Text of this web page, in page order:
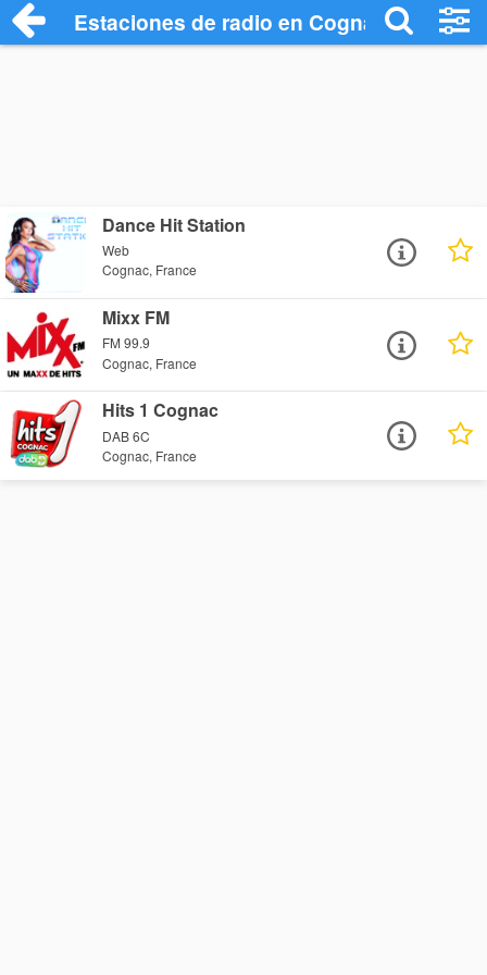
Estaciones de radio en Cognac -
Dance Hit Station
Web
Cognac, France
Mixx FM
FM 99.9
Cognac, France
Hits 1 Cognac
DAB 6C
Cognac, France